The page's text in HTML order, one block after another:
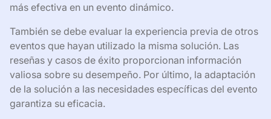
más efectiva en un evento dinámico.
También se debe evaluar la experiencia previa de otros
eventos que hayan utilizado la misma solución. Las
reseñas y casos de éxito proporcionan información
valiosa sobre su desempeño. Por último, la adaptación
de la solución a las necesidades específicas del evento
garantiza su eficacia.